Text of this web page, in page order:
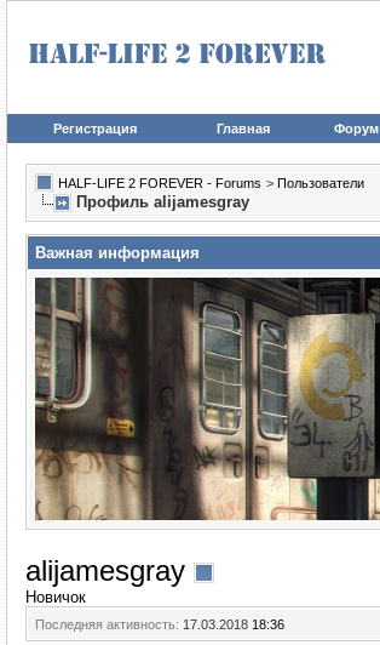
Регистрация Главная Форум
HALF-LIFE 2 FOREVER - Forums > Пользователи
Профиль alijamesgray
Важная информация
alijamesgray
Новичок
Последняя активность: 17.03.2018 18:36